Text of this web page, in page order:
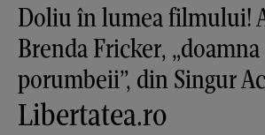
Doliu în lumea filmului!
Brenda Fricker,
porumbeii”, din Singur
Libertatea.ro